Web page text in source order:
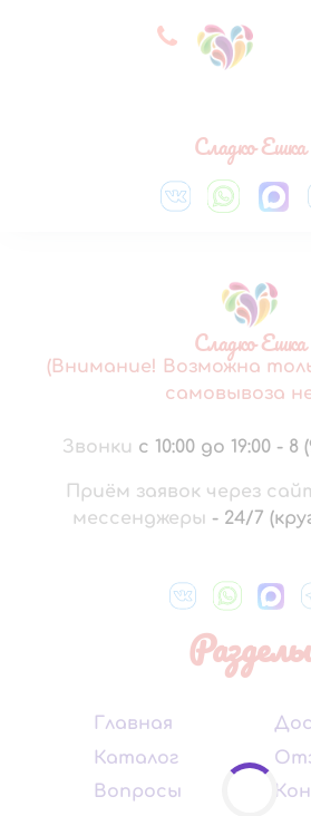
8 927 083
Сладко Ешка
Сладко Ешка
(Внимание! Возможна
самовывоза
Звонки с 10:00 до 19:00 - 8
Приём заявок через
мессенджеры - 24/7
Разделы
Главная
Каталог
Вопросы